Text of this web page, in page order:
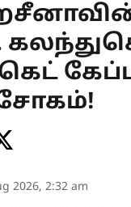
2026, 2:32 am